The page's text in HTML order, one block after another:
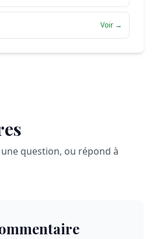
Voir →
question, ou répond à